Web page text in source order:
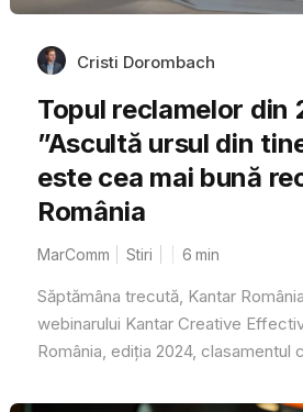
Cristi Dorombach
Topul reclamelor din
”Ascultă ursul din
este cea mai bună
România
MarComm Stiri 6 min
Săptămâna trecută, Kantar
webinarului Kantar Creative
România, ediția 2024, clasamentul